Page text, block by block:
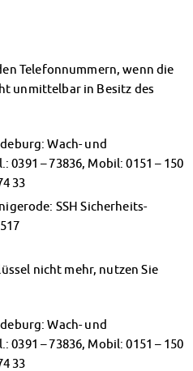
Telefonnummern, wenn die
unmittelbar in Besitz des
Wach- und
0391 – 73836, Mobil: 0151 – 150
33
SSH Sicherheits-
nicht mehr, nutzen Sie
Wach- und
0391 – 73836, Mobil: 0151 – 150
33